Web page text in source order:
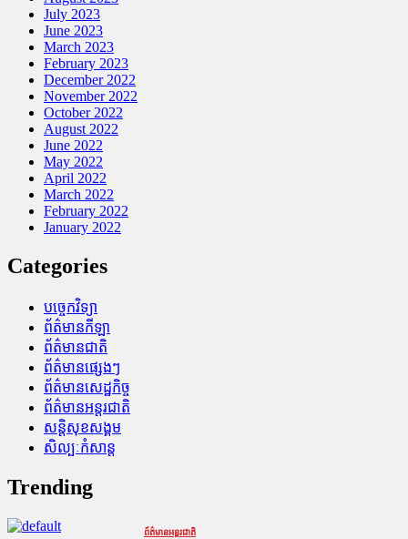
July 2023
June 2023
March 2023
February 2023
December 2022
November 2022
October 2022
August 2022
June 2022
May 2022
April 2022
March 2022
February 2022
January 2022
Categories
បច្ចេកវិទ្យា
ព័ត៌មានកីឡា
ព័ត៌មានជាតិ
ព័ត៌មានផ្សេងៗ
ព័ត៌មានសេដ្ឋកិច្ច
ព័ត៌មានអន្តរជាតិ
សន្តិសុខសង្គម
សិល្បៈកំសាន្ត
Trending
ព័ត៌មានអន្តរជាតិ